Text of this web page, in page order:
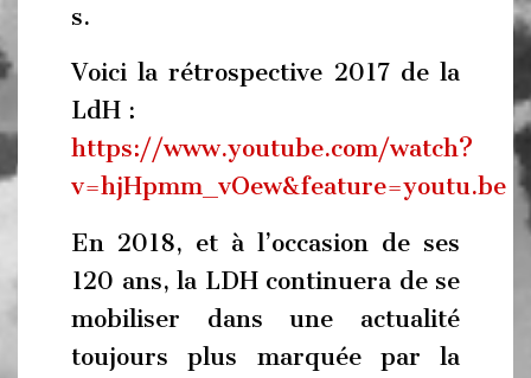
s.
Voici la rétrospective 2017 de la
LdH :
https://www.youtube.com/watch?
v=hjHpmm_vOew&feature=youtu.be
En 2018, et à l’occasion de ses
120 ans, la LDH continuera de se
mobiliser dans une actualité
toujours plus marquée par la